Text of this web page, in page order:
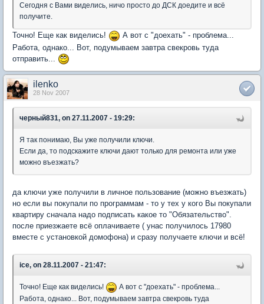
Сегодня с Вами виделись, ничо просто до ДСК доедите и всё
получите.
Точно! Еще как виделись!
А вот с "доехать" - проблема...
Работа, однако... Вот, подумываем завтра свекровь туда
отправить...
ilenko
28 Nov 2007
черный831, on 27.11.2007 - 19:29:
Я так понимаю, Вы уже получили ключи.
Если да, то подскажите ключи дают только для ремонта или уже
можно въезжать?
да ключи уже получили в личное пользование (можно въезжать)
но если вы покупали по программам - то у тех у кого Вы покупали
квартиру сначала надо подписать какое то "Обязательство".
после приезжаете всё оплачиваете ( унас получилось 17980
вместе с установкой домофона) и сразу получаете ключи и всё!
ice, on 28.11.2007 - 21:47:
Точно! Еще как виделись!
А вот с "доехать" - проблема...
Работа, однако... Вот, подумываем завтра свекровь туда